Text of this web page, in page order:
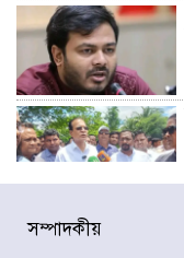
সম্পাদকীয়